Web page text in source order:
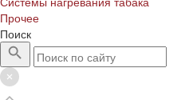
Прочее
Поиск